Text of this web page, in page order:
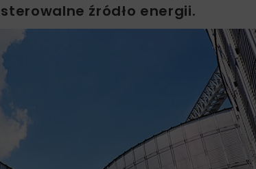
źródło energii.